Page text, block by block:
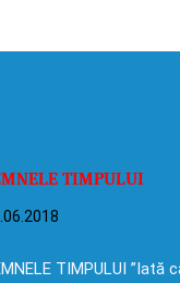
TIMPULUI
TIMPULUI ”Iată